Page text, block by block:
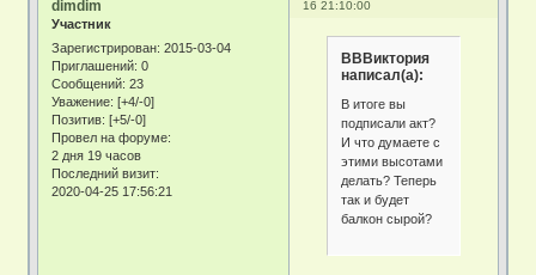
16 21:10:00
dimdim
Участник
Зарегистрирован: 2015-03-04
Приглашений: 0
Сообщений: 23
Уважение: [+4/-0]
Позитив: [+5/-0]
Провел на форуме:
2 дня 19 часов
Последний визит:
2020-04-25 17:56:21
ВВВиктория
написал(а):
В итоге вы
подписали акт?
И что думаете с
этими высотами
делать? Теперь
так и будет
балкон сырой?